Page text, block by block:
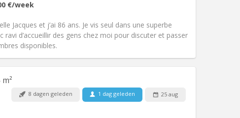
€/week
Jacques et j’ai 86 ans. Je vis seul dans une superbe
ravi d’accueillir des gens chez moi pour discuter et passer
disponibles.Andere
Sfeer:Hartelijk, rustig,
8 dagen geleden 1 dag geleden 25 aug
Rookvrij
Huisdieren: Nee